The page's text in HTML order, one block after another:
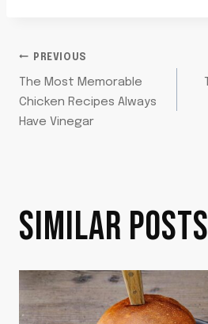
POST
NAVIGATION
PREVIOUS
The Most Memorable
Chicken Recipes Always
Have Vinegar
SIMILAR POSTS